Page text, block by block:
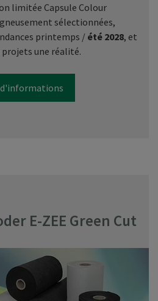
limitée Capsule Colour
sélectionnées,
printemps / été 2028, et
projets une réalité.
E-ZEE Green Cut